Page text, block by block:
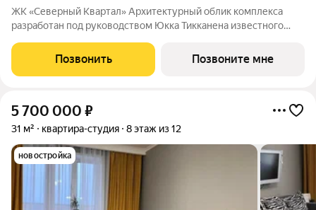
ЖК «Северный Квартал» Архитектурный облик комплекса
разработан под руководством Юкка Тикканена известного
сочетании современного дизайна и северной эстетики. В
данном проекте Тикканен удачно
Позвонить Позвоните мне
5 700 000 ₽
31 м² квартира-студия 8 этаж из 12
новостройка